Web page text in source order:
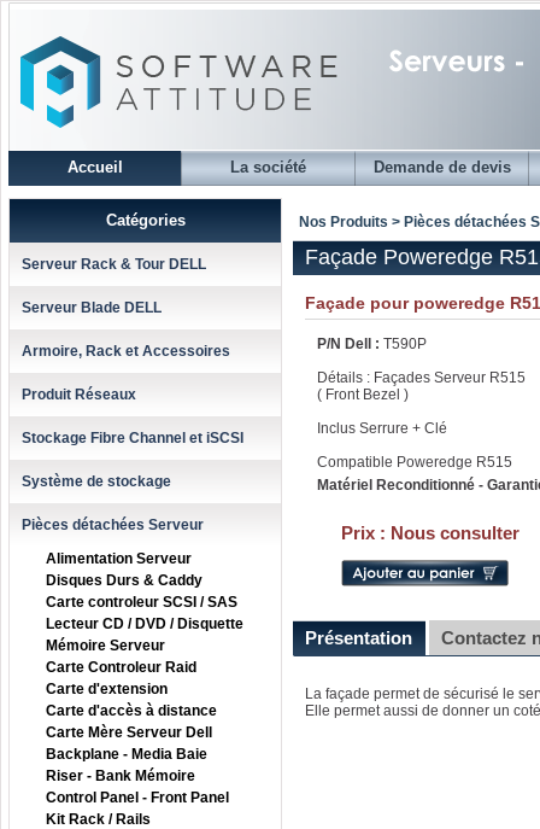
Accueil La société Demande de devis
Catégories
Serveur Rack & Tour DELL
Serveur Blade DELL
Armoire, Rack et Accessoires
Produit Réseaux
Stockage Fibre Channel et iSCSI
Système de stockage
Pièces détachées Serveur
Alimentation Serveur
Disques Durs & Caddy
Carte controleur SCSI / SAS
Lecteur CD / DVD / Disquette
Mémoire Serveur
Carte Controleur Raid
Carte d'extension
Carte d'accès à distance
Carte Mère Serveur Dell
Backplane - Media Baie
Riser - Bank Mémoire
Control Panel - Front Panel
Kit Rack / Rails
Nos Produits > Pièces détachées
Façade Poweredge
Façade pour poweredge
P/N Dell : T590P
Détails : Façades Serveur R515
( Front Bezel )
Inclus Serrure + Clé
Compatible Poweredge R515
Matériel Reconditionné -
Prix : Nous consulter
Présentation Contactez
La façade permet de sécurisé le
Elle permet aussi de donner un